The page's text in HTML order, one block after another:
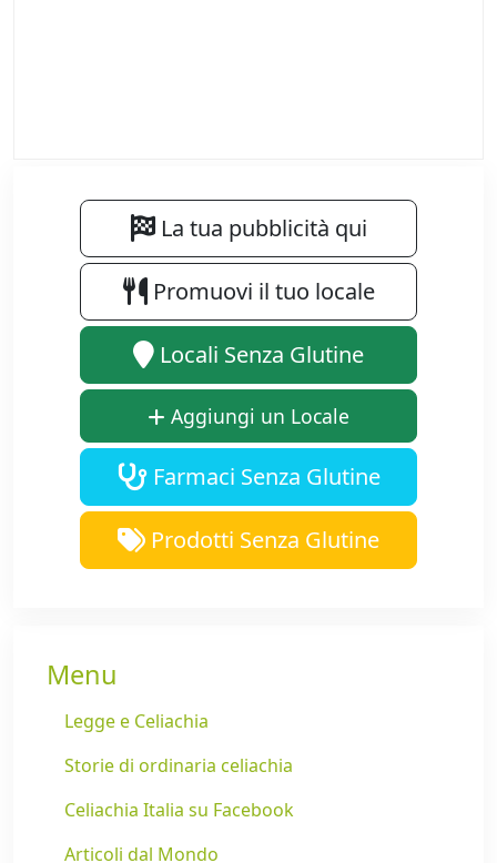
La tua pubblicità qui
Promuovi il tuo locale
Locali Senza Glutine
Aggiungi un Locale
Farmaci Senza Glutine
Prodotti Senza Glutine
Menu
Legge e Celiachia
Storie di ordinaria celiachia
Celiachia Italia su Facebook
Articoli dal Mondo